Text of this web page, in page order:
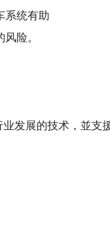
系统有助
险。
发展的技术，並支